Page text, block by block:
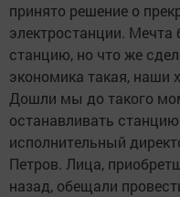
принято решение о
электростанции.
станцию, но что же
экономика такая, наши
Дошли мы до такого
останавливать
исполнительный
Петров. Лица,
назад, обещали